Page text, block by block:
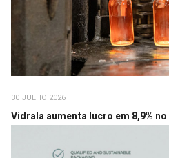
30 JULHO 2026
Vidrala aumenta lucro em 8,9%